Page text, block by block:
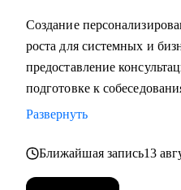
• Senior/lead‑уровню:
сложным интервью, переход
зоны ответственности
• Начинающим и
(например, техническим
понимание требований
Создание
роста для системных и
предоставление
подготовке к
Развернуть
Ближайшая запись13